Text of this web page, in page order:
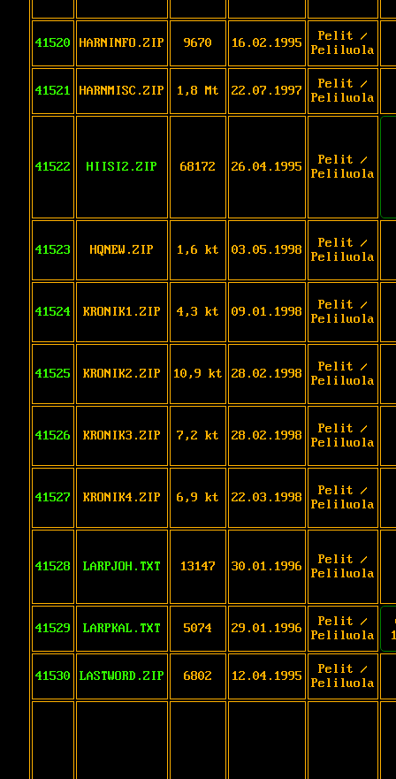
41520 HARNINFO.ZIP 9670 16.02.1995
Pelit /
Peliluola
41521 HARNMISC.ZIP 1,8 Mt 22.07.1997
Pelit /
Peliluola
41522 HIISI2.ZIP 68172 26.04.1995
Pelit /
Peliluola
41523 HQNEW.ZIP 1,6 kt 03.05.1998
Pelit /
Peliluola
41524 KRONIK1.ZIP 4,3 kt 09.01.1998
Pelit /
Peliluola
41525 KRONIK2.ZIP 10,9 kt 28.02.1998
Pelit /
Peliluola
41526 KRONIK3.ZIP 7,2 kt 28.02.1998
Pelit /
Peliluola
41527 KRONIK4.ZIP 6,9 kt 22.03.1998
Pelit /
Peliluola
41528 LARPJOH.TXT 13147 30.01.1996
Pelit /
Peliluola
41529 LARPKAL.TXT 5074 29.01.1996
Pelit /
Peliluola
41530 LASTWORD.ZIP 6802 12.04.1995
Pelit /
Peliluola